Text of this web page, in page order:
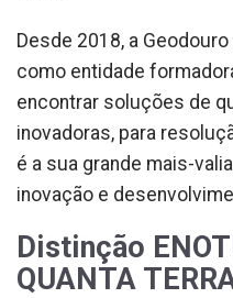
Desde 2018, a
como entidade
encontrar soluções de
inovadoras, para
é a sua grande mais-
inovação e
Distinção
QUANTA